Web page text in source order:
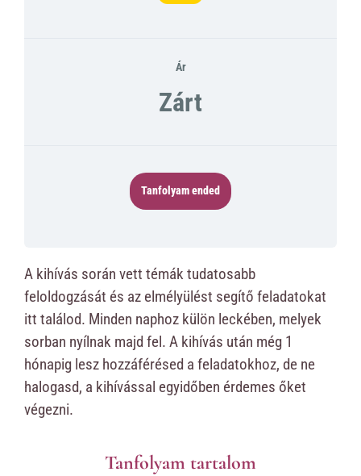
Ár
Zárt
Tanfolyam ended
A kihívás során vett témák tudatosabb
feloldogzását és az elmélyülést segítő feladatokat
itt találod. Minden naphoz külön leckében, melyek
sorban nyílnak majd fel. A kihívás után még 1
hónapig lesz hozzáférésed a feladatokhoz, de ne
halogasd, a kihívással egyidőben érdemes őket
végezni.
Tanfolyam tartalom